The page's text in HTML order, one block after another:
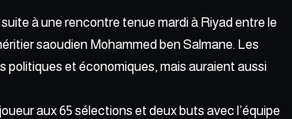
suite à une rencontre tenue mardi à Riyadentre le
saoudien Mohammed ben Salmane. Les
et économiques, mais auraient aussi
aux65 sélections et deux buts avec l’équipe